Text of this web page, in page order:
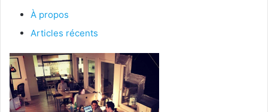
À propos
Articles récents